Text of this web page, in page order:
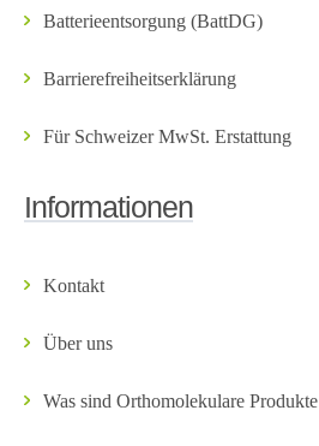
Batterieentsorgung (BattDG)
Barrierefreiheitserklärung
Für Schweizer MwSt. Erstattung
Informationen
Kontakt
Über uns
Was sind Orthomolekulare Produkte